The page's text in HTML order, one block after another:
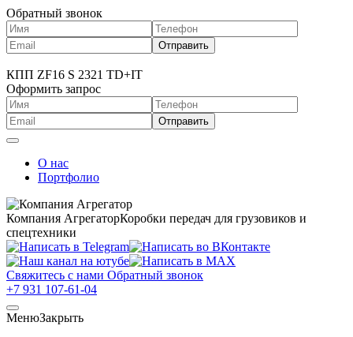
Обратный звонок
КПП ZF16 S 2321 TD+IT
Оформить запрос
О нас
Портфолио
Компания АгрегаторКоробки передач для грузовиков и
спецтехники
Свяжитесь с нами Обратный звонок
+7 931 107-61-04
МенюЗакрыть